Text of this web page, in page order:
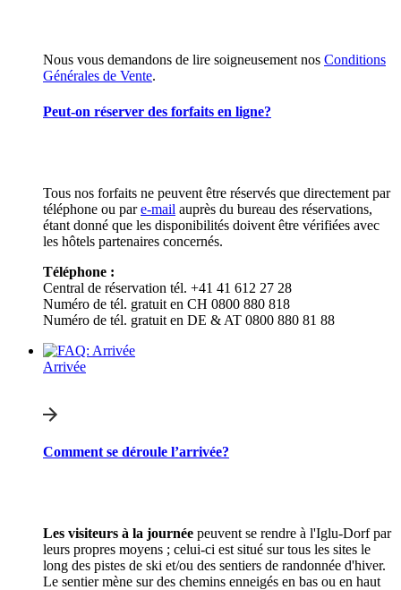
Nous vous demandons de lire soigneusement nos Conditions
Générales de Vente.
Peut-on réserver des forfaits en ligne?
Tous nos forfaits ne peuvent être réservés que directement par
téléphone ou pare-mail auprès du bureau des réservations,
étant donné que les disponibilités doivent être vérifiées avec
les hôtels partenaires concernés.
Téléphone :
Central de réservation tél. +41 41 612 27 28
Numéro de tél. gratuit en CH 0800 880 818
Numéro de tél. gratuit en DE & AT 0800 880 81 88
Arrivée
Comment se déroule l’arrivée?
Les visiteurs à la journée peuvent se rendre à l'Iglu-Dorf par
leurs propres moyens ; celui-ci est situé sur tous les sites le
long des pistes de ski et/ou des sentiers de randonnée d'hiver.
Le sentier mène sur des chemins enneigés en bas ou en haut